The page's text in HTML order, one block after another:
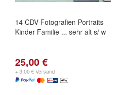
14 CDV Fotografien Portraits
Kinder Familie ... sehr alt s/ w
25,00 €
+ 3,00 € Versand